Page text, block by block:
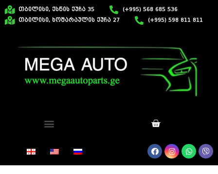
თბილისი, ქსნის ქუჩა 35
(+995) 568 685 536
თბილისი, ხოშარაულის ქუჩა 27
(+995) 598 811 811